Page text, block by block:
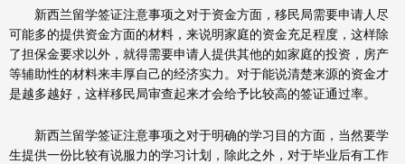
新西兰留学签证注意事项之对于资金方面，移民局需要申请人尽
可能多的提供资金方面的材料，来说明家庭的资金充足程度，这样除
了担保金要求以外，就得需要申请人提供其他的如家庭的投资，房产
等辅助性的材料来丰厚自己的经济实力。对于能说清楚来源的资金才
是越多越好，这样移民局审查起来才会给予比较高的签证通过率。
新西兰留学签证注意事项之对于明确的学习目的方面，当然要学
生提供一份比较有说服力的学习计划，除此之外，对于毕业后有工作